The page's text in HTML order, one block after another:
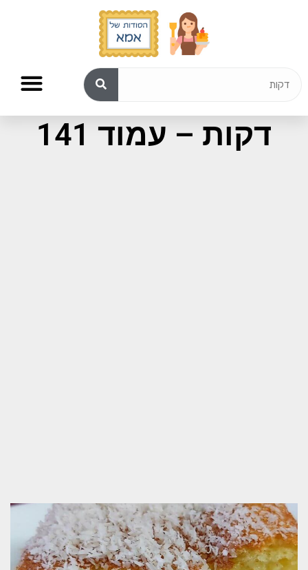
תוצאות חיפוש עבור:
דקות – עמוד 141